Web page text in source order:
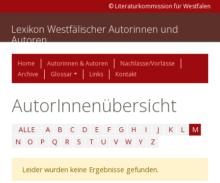
© Literaturkommission für Westfalen
Lexikon Westfälischer Autorinnen und
Autoren
Home Autorinnen & Autoren
Nachlässe/Vorlässe
Archive
Glossar Links Kontakt
AutorInnenübersicht
ALLE A B C D E F G H I J K L
M
N
O P Q R S T U V W Y Z
Leider wurden keine Ergebnisse gefunden.